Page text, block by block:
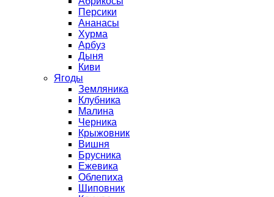
Персики
Ананасы
Хурма
Арбуз
Дыня
Киви
Ягоды
Земляника
Клубника
Малина
Черника
Крыжовник
Вишня
Брусника
Ежевика
Облепиха
Шиповник